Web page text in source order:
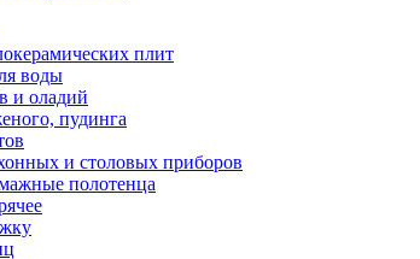
плит
воды
и оладий
пудинга
и столовых приборов
полотенца